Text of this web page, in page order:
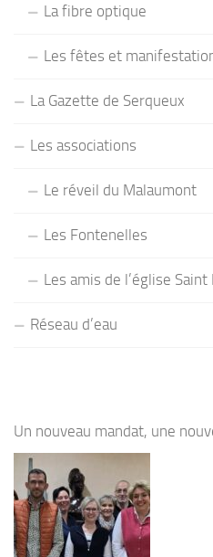
La fibre optique
Les fêtes et
La Gazette de Serqueux
Les associations
Le réveil du Malaumont
Les Fontenelles
Les amis de l’église Saint
Réseau d’eau
Un nouveau mandat, une